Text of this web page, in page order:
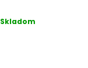
Skladom